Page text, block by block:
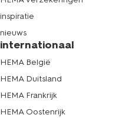
inspiratie
nieuws
internationaal
HEMA België
HEMA Duitsland
HEMA Frankrijk
HEMA Oostenrijk